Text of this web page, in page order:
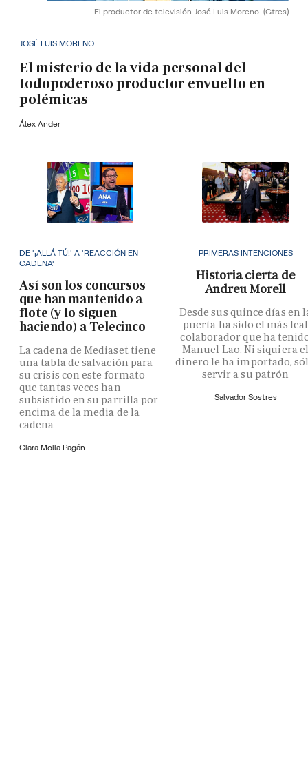
El productor de televisión José Luis Moreno. (Gtres)
JOSÉ LUIS MORENO
El misterio de la vida personal del
todopoderoso productor envuelto en
polémicas
Álex Ander
DE '¡ALLÁ TÚ!' A 'REACCIÓN EN
CADENA'
Así son los concursos
que han mantenido a
flote (y lo siguen
haciendo) a Telecinco
La cadena de Mediaset tiene
una tabla de salvación para
su crisis con este formato
que tantas veces han
subsistido en su parrilla por
encima de la media de la
cadena
Clara Molla Pagán
PRIMERAS INTENCIONES
Historia cierta de
Andreu Morell
Desde sus quince días en
puerta ha sido el más leal
colaborador que ha
Manuel Lao. Ni siquiera
dinero le ha importado,
servir a su patrón
Salvador Sostres